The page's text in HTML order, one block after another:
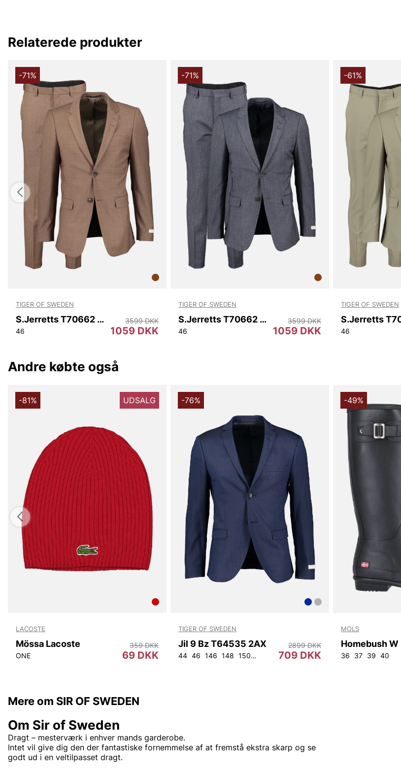
Relaterede produkter
-71%
TIGER OF SWEDEN
S.Jerretts T70662 1DA
46 1059 DKK
3599 DKK
-71%
TIGER OF SWEDEN
S.Jerretts T70662 231
46 1059 DKK
3599 DKK
-61%
TIGER OF SWEDEN
46
Andre købte også
-81% UDSALG
LACOSTE
Mössa Lacoste
ONE 69 DKK
359 DKK
-76%
TIGER OF SWEDEN
Jil 9 Bz T64535 2AX
44 46 146 148 150 152 92 96 100 104 108
709 DKK
2899 DKK
-49%
MOLS
36 37 39 40
Mere om SIR OF SWEDEN
Om Sir of Sweden
Dragt – mesterværk i enhver mands garderobe.
Intet vil give dig den der fantastiske fornemmelse af at fremstå ekstra skarp og se
godt ud i en veltilpasset dragt.